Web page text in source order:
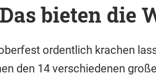
bieten die
ordentlich krachen
den 14 verschiedenen